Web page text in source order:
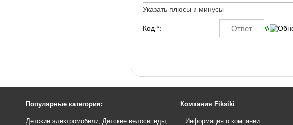
Указать плюсы и минусы
Код *:
Популярные категории:
Детские электромобили Детские велосипеды
Компания Fiksiki
Информация о компании